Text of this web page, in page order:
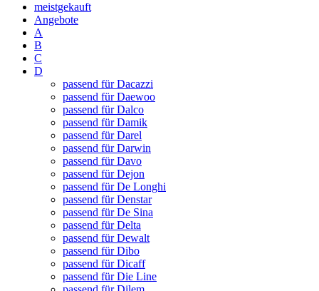
meistgekauft
Angebote
A
B
C
D
passend für Dacazzi
passend für Daewoo
passend für Dalco
passend für Damik
passend für Darel
passend für Darwin
passend für Davo
passend für Dejon
passend für De Longhi
passend für Denstar
passend für De Sina
passend für Delta
passend für Dewalt
passend für Dibo
passend für Dicaff
passend für Die Line